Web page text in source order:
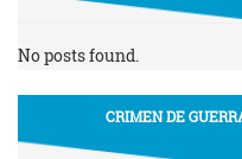
No posts found.
CRIMEN DE